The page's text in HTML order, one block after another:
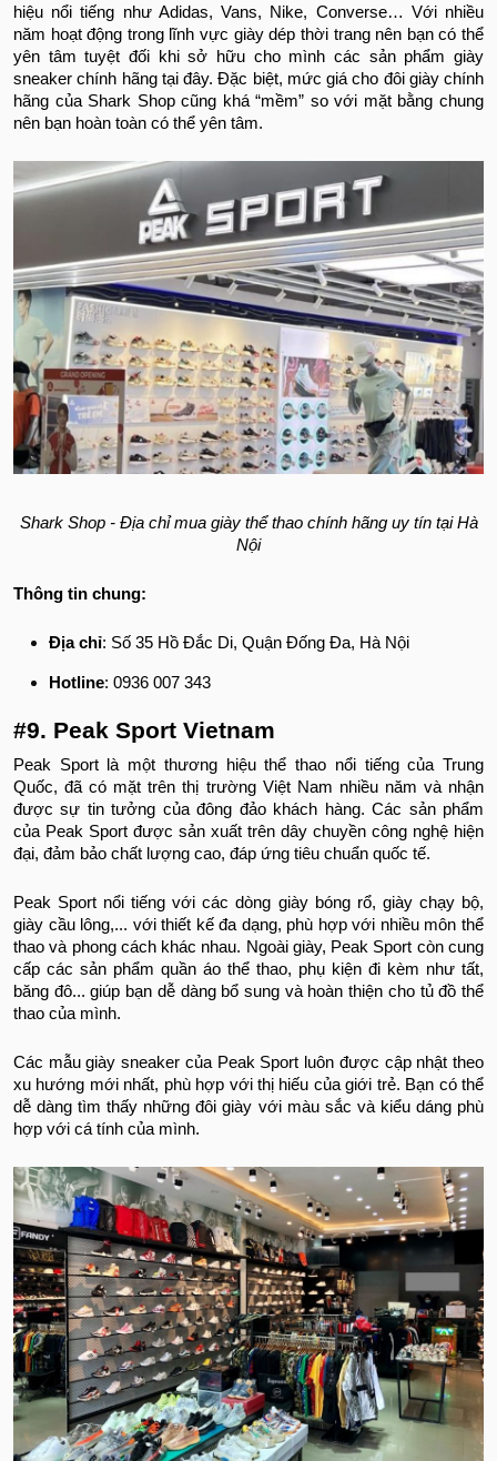
hiệu nổi tiếng như Adidas, Vans, Nike, Converse… Với nhiều
năm hoạt động trong lĩnh vực giày dép thời trang nên bạn có thể
yên tâm tuyệt đối khi sở hữu cho mình các sản phẩm giày
sneaker chính hãng tại đây. Đặc biệt, mức giá cho đôi giày chính
hãng của Shark Shop cũng khá “mềm” so với mặt bằng chung
nên bạn hoàn toàn có thể yên tâm.
Shark Shop - Địa chỉ mua giày thể thao chính hãng uy tín tại Hà
Nội
Thông tin chung:
Địa chỉ: Số 35 Hồ Đắc Di, Quận Đống Đa, Hà Nội
Hotline: 0936 007 343
#9. Peak Sport Vietnam
Peak Sport là một thương hiệu thể thao nổi tiếng của Trung
Quốc, đã có mặt trên thị trường Việt Nam nhiều năm và nhận
được sự tin tưởng của đông đảo khách hàng. Các sản phẩm
của Peak Sport được sản xuất trên dây chuyền công nghệ hiện
đại, đảm bảo chất lượng cao, đáp ứng tiêu chuẩn quốc tế.
Peak Sport nổi tiếng với các dòng giày bóng rổ, giày chạy bộ,
giày cầu lông,... với thiết kế đa dạng, phù hợp với nhiều môn thể
thao và phong cách khác nhau. Ngoài giày, Peak Sport còn cung
cấp các sản phẩm quần áo thể thao, phụ kiện đi kèm như tất,
băng đô... giúp bạn dễ dàng bổ sung và hoàn thiện cho tủ đồ thể
thao của mình.
Các mẫu giày sneaker của Peak Sport luôn được cập nhật theo
xu hướng mới nhất, phù hợp với thị hiếu của giới trẻ. Bạn có thể
dễ dàng tìm thấy những đôi giày với màu sắc và kiểu dáng phù
hợp với cá tính của mình.